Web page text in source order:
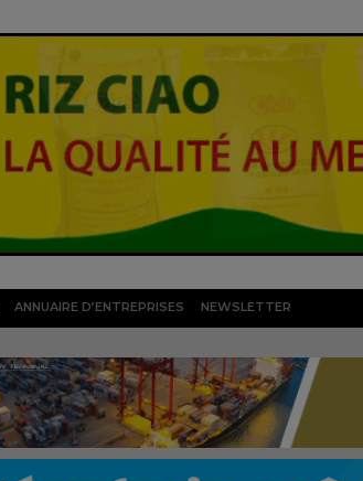
ANNUAIRE D’ENTREPRISES NEWSLETTER